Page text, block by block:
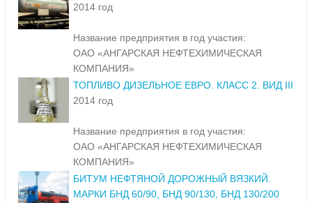
2014 год
Название предприятия в год участия:
ОАО «АНГАРСКАЯ НЕФТЕХИМИЧЕСКАЯ
КОМПАНИЯ»
ТОПЛИВО ДИЗЕЛЬНОЕ ЕВРО. КЛАСС 2. ВИД III
2014 год
Название предприятия в год участия:
ОАО «АНГАРСКАЯ НЕФТЕХИМИЧЕСКАЯ
КОМПАНИЯ»
БИТУМ НЕФТЯНОЙ ДОРОЖНЫЙ ВЯЗКИЙ.
МАРКИ БНД 60/90, БНД 90/130, БНД 130/200